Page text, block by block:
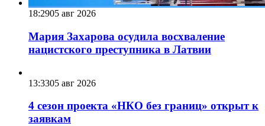
18:2905 авг 2026
Мария Захарова осудила восхваление
нацистского преступника в Латвии
13:3305 авг 2026
4 сезон проекта «НКО без границ» открыт к
заявкам